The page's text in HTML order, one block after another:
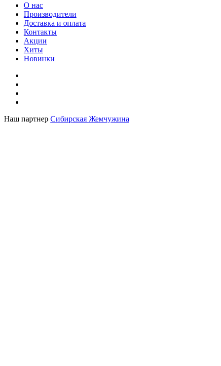
О нас
Производители
Доставка и оплата
Контакты
Акции
Хиты
Новинки
Наш партнер Сибирская Жемчужина